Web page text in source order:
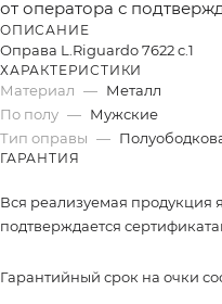
от оператора с
ОПИСАНИЕ
Оправа L.Riguardo 7622 c.1
ХАРАКТЕРИСТИКИ
Материал — Металл
По полу — Мужские
Тип оправы —
ГАРАНТИЯ
Вся реализуемая продукция
подтверждается
Гарантийный срок на очки